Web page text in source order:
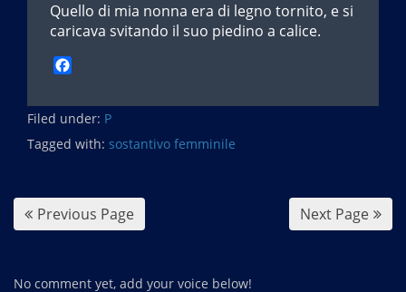
Quello di mia nonna era di legno tornito, e si
caricava svitando il suo piedino a calice.
c
e
b
Filed under: P
Tagged with: sostantivo femminile
Previous Page Next Page
No comment yet, add your voice below!